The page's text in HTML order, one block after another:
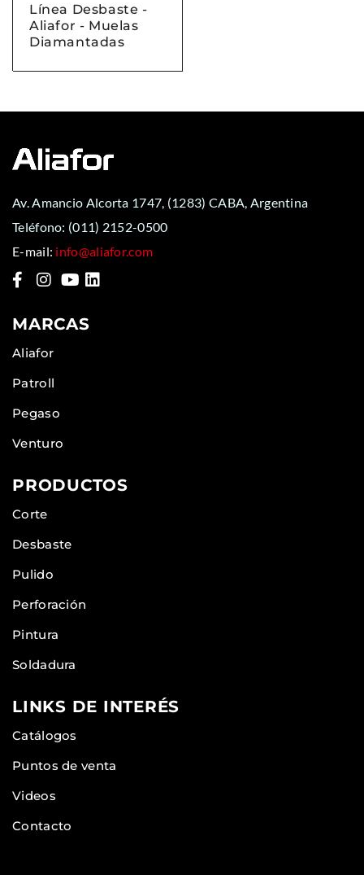
Línea Desbaste -
Aliafor - Muelas
Diamantadas
Av. Amancio Alcorta 1747, (1283) CABA, Argentina
Teléfono: (011) 2152-0500
E-mail: info@aliafor.com
MARCAS
Aliafor
Patroll
Pegaso
Venturo
PRODUCTOS
Corte
Desbaste
Pulido
Perforación
Pintura
Soldadura
LINKS DE INTERÉS
Catálogos
Puntos de venta
Videos
Contacto